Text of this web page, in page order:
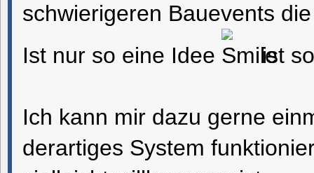
schwierigeren Bauevents
Ist nur so eine Idee
ist
Ich kann mir dazu gerne
derartiges System